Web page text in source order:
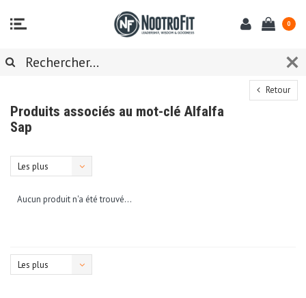
0
Retour
Produits associés au mot-clé Alfalfa
Sap
Les plus
Aucun produit n'a été trouvé...
Les plus